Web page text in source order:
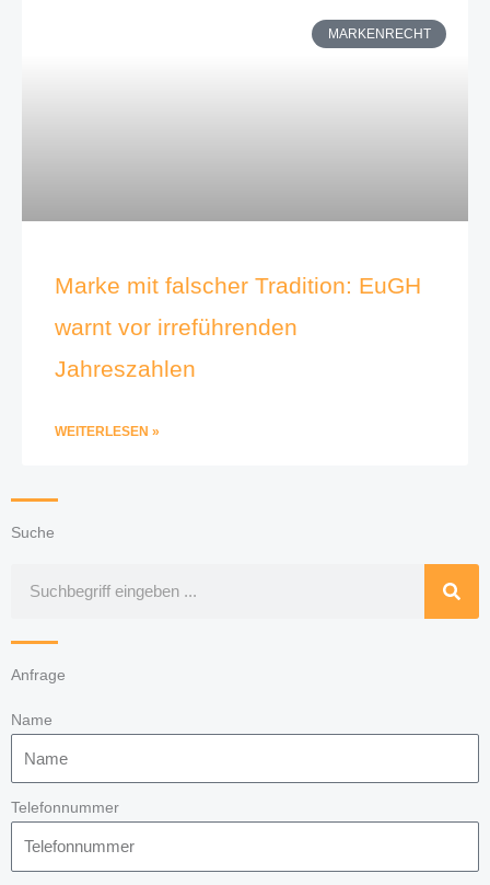
MARKENRECHT
Marke mit falscher Tradition: EuGH
warnt vor irreführenden
Jahreszahlen
WEITERLESEN »
Suche
Anfrage
Name
Telefonnummer